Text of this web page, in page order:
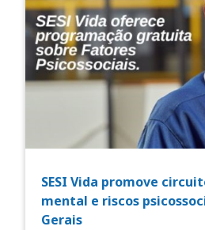
SESI Vida promove
mental e riscos
Gerais